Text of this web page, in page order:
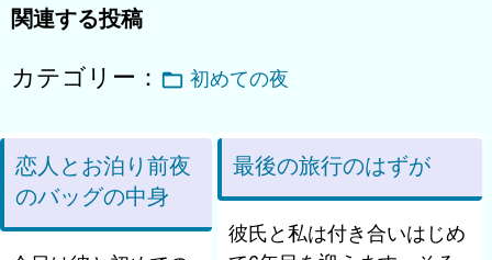
ン
関連する投稿
カテゴリー： 初めての夜
恋人とお泊り前夜
のバッグの中身
最後の旅行のはずが
彼氏と私は付き合いはじめ